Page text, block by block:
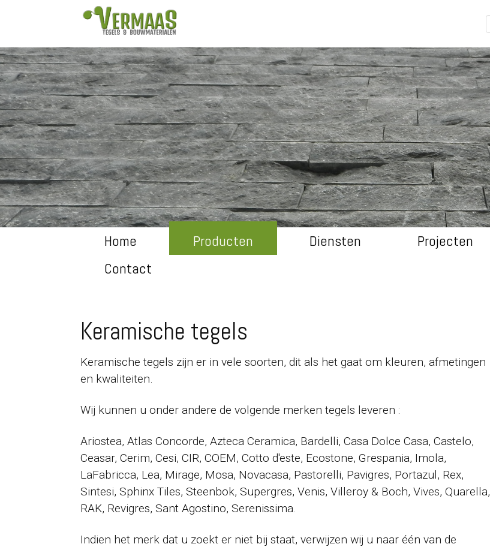
Home Producten Diensten Projecten
Contact
Keramische tegels
Keramische tegels zijn er in vele soorten, dit als het gaat om kleuren, afmetingen
en kwaliteiten.
Wij kunnen u onder andere de volgende merken tegels leveren :
Ariostea, Atlas Concorde, Azteca Ceramica, Bardelli, Casa Dolce Casa, Castelo,
Ceasar, Cerim, Cesi, CIR, COEM, Cotto d'este, Ecostone, Grespania, Imola,
LaFabricca, Lea, Mirage, Mosa, Novacasa, Pastorelli, Pavigres, Portazul, Rex,
Sintesi, Sphinx Tiles, Steenbok, Supergres, Venis, Villeroy & Boch, Vives, Quarella,
RAK, Revigres, Sant Agostino, Serenissima.
Indien het merk dat u zoekt er niet bij staat, verwijzen wij u naar één van de